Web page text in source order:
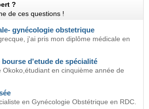
?
de ces questions !
gynécologie obstetrique
j'ai pris mon diplôme médicale en
d'etude de spécialité
Okoko,étudiant en cinquième année de
en Gynécologie Obstétrique en RDC.